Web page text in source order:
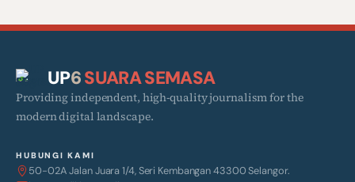
UP6SUARA SEMASA
Providing independent, high-quality journalism for the
modern digital landscape.
HUBUNGI KAMI
50-02A Jalan Juara 1/4, Seri Kembangan 43300 Selangor.